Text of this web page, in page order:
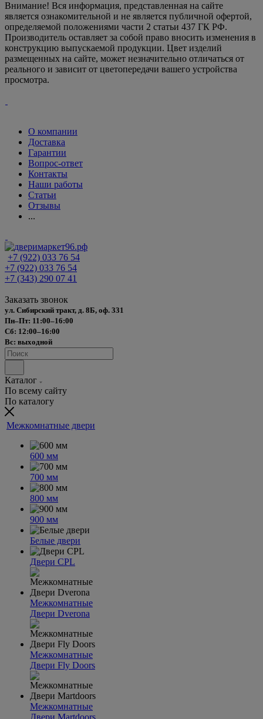
Внимание! Вся информация, представленная на сайте
является ознакомительной и не является публичной офертой,
определяемой положениями части 2 статьи 437 ГК РФ.
Производитель оставляет за собой право вносить изменения в
конструкцию выпускаемой продукции. Цвет изделий
размещенных на сайте, может незначительно отличаться от
реального и зависит от цветопередачи вашего устройства
просмотра.
О компании
Доставка
Гарантии
Вопрос-ответ
Контакты
Наши работы
Статьи
Отзывы
...
+7 (922) 033 76 54
+7 (922) 033 76 54
+7 (343) 290 07 41
Заказать звонок
ул. Сибирский тракт, д. 8Б, оф. 331
Пн–Пт: 11:00–16:00
Сб: 12:00–16:00
Вс: выходной
Каталог
По всему сайту
По каталогу
Межкомнатные двери
600 мм
700 мм
800 мм
900 мм
Белые двери
Двери CPL
Межкомнатные
Двери Dverona
Межкомнатные
Двери Fly Doors
Межкомнатные
Двери Martdoors